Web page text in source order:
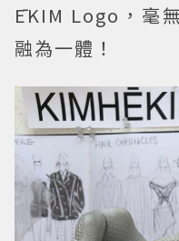
ĒKIM Logo，毫
融為一體！